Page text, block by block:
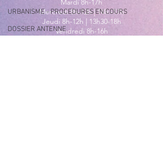
URBANISME - PROCEDURES EN COURS
DOSSIER ANTENNE
Mardi 8h-17h
Mercredi 8h-12h | 14h -17h
Jeudi 8h-12h | 13h30-18h
Vendredi 8h-16h